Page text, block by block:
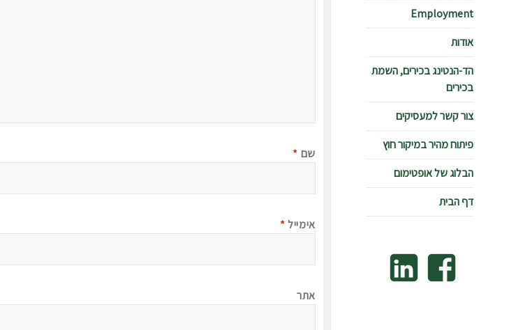
Employment
אודות
הד-הנטינג בכירים, השמת
בכירים
צור קשר למעסיקים
פיתוח מהיר במיקור חוץ
הבלוג של אופטימום
דף הבית
Facebook
Linkedin
שם *
אימייל*
אתר